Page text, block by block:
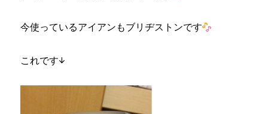
今使っているアイアンもブリヂストンです
これです↓